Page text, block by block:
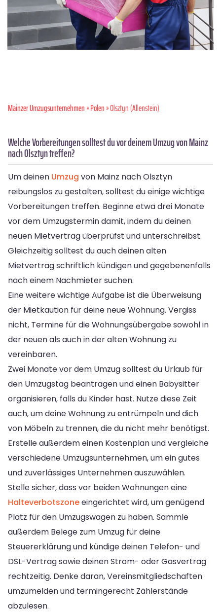
Mainzer Umzugsunternehmen»Polen» Olsztyn (Allenstein)
Welche Vorbereitungen solltest du vor deinem Umzug von Mainz
nach Olsztyn treffen?
Um deinen Umzug von Mainz nach Olsztyn
reibungslos zu gestalten, solltest du einige wichtige
Vorbereitungen treffen. Beginne etwa drei Monate
vor dem Umzugstermin damit, indem du deinen
neuen Mietvertrag überprüfst und unterschreibst.
Gleichzeitig solltest du auch deinen alten
Mietvertrag schriftlich kündigen und gegebenenfalls
nach einem Nachmieter suchen.
Eine weitere wichtige Aufgabe ist die Überweisung
der Mietkaution für deine neue Wohnung. Vergiss
nicht, Termine für die Wohnungsübergabe sowohl in
der neuen als auch in der alten Wohnung zu
vereinbaren.
Zwei Monate vor dem Umzug solltest du Urlaub für
den Umzugstag beantragen und einen Babysitter
organisieren, falls du Kinder hast. Nutze diese Zeit
auch, um deine Wohnung zu entrümpeln und dich
von Möbeln zu trennen, die du nicht mehr benötigst.
Erstelle außerdem einen Kostenplan und vergleiche
verschiedene Umzugsunternehmen, um ein gutes
und zuverlässiges Unternehmen auszuwählen.
Stelle sicher, dass vor beiden Wohnungen eine
Halteverbotszoneeingerichtet wird, um genügend
Platz für den Umzugswagen zu haben. Sammle
außerdem Belege zum Umzug für deine
Steuererklärung und kündige deinen Telefon- und
DSL-Vertrag sowie deinen Strom- oder Gasvertrag
rechtzeitig. Denke daran, Vereinsmitgliedschaften
umzumelden und termingerecht Zählerstände
abzulesen.